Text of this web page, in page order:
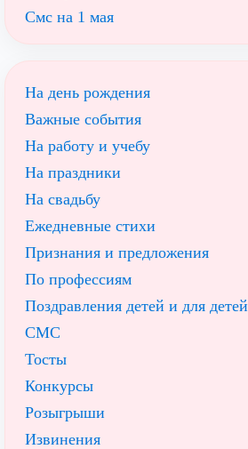
Смс на 1 мая
На день рождения
Важные события
На работу и учебу
На праздники
На свадьбу
Ежедневные стихи
Признания и предложения
По профессиям
Поздравления детей и для детей
СМС
Тосты
Конкурсы
Розыгрыши
Извинения